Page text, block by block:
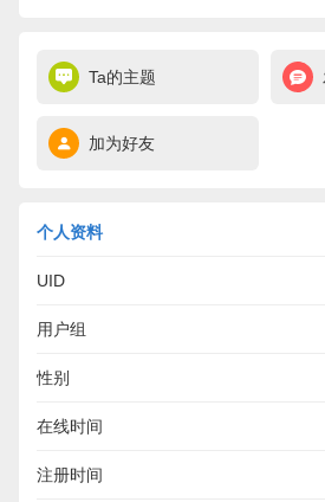
Ta的主题
加为好友
个人资料
UID
用户组
性别
在线时间
注册时间